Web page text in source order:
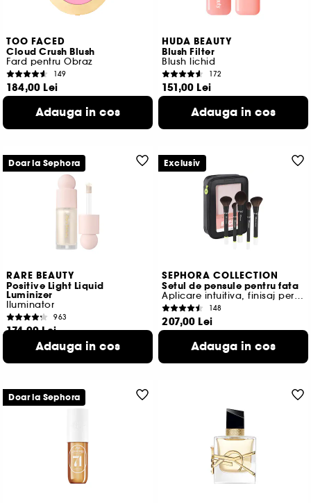
TOO FACED
Cloud Crush Blush
Fard pentru Obraz
149
184,00 Lei
3.680,00 Lei
8 variante disponibile
Adauga in cos
HUDA BEAUTY
Blush Filter
Blush lichid
172
151,00 Lei
359,52 Lei
14 variante disponibile
Adauga in cos
RARE BEAUTY
Positive Light Liquid
Luminizer
Iluminator
963
174,00 Lei
1.160,00 Lei /100ml
9 variante disponibile
Adauga in cos
Doar la Sephora
SEPHORA COLLECTION
Setul de pensule pentru fata
Aplicare intuitiva, finisaj perfect
148
207,00 Lei
Adauga in cos
Exclusiv
Doar la Sephora